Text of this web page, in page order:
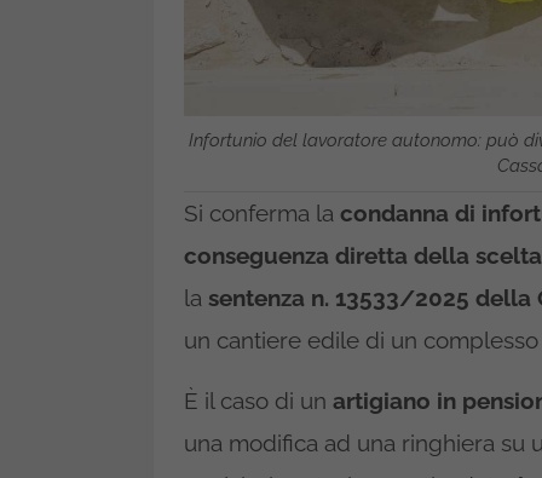
Infortunio del lavoratore autonomo: può
Si conferma la condanna di
conseguenza diretta della
la sentenza n. 13533/2025 della
un cantiere edile di un
È il caso di un artigiano in
una modifica ad una ringhiera su